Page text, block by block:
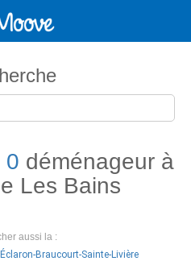
0 déménageur à
Les Bains
aussi la :
Éclaron-Braucourt-Sainte-Livière